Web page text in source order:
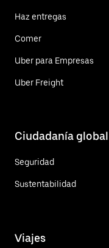
Haz entregas
Comer
Uber para Empresas
Uber Freight
Ciudadanía global
Seguridad
Sustentabilidad
Viajes